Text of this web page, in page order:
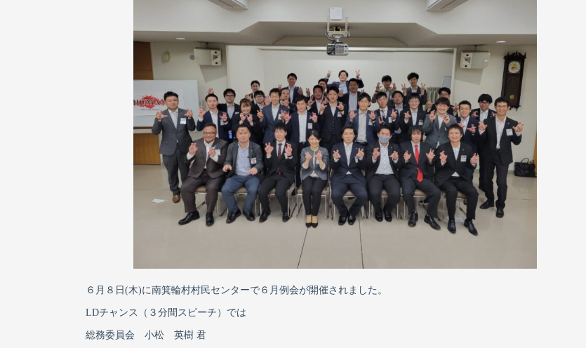
６月８日(木)に南箕輪村村民センターで６月例会が開催されました。
LDチャンス（３分間スピーチ）では
総務委員会 小松 英樹 君